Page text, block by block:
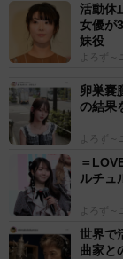
活動休
女優が
妹役
よろず～
卵巣嚢
の結果
よろず～
＝
ルチュ
よろず～
世界で
曲家と